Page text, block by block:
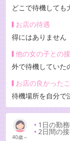
どこで待機しても
お店の待遇
得にはありません
他の女の子との
外で待機していた
お店の良かった
待機場所を自分で
40歳～
1日の勤
2日間の